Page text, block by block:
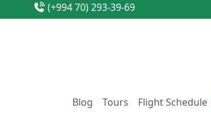
(+994 70) 293-39-69
Blog Tours Flight Schedule